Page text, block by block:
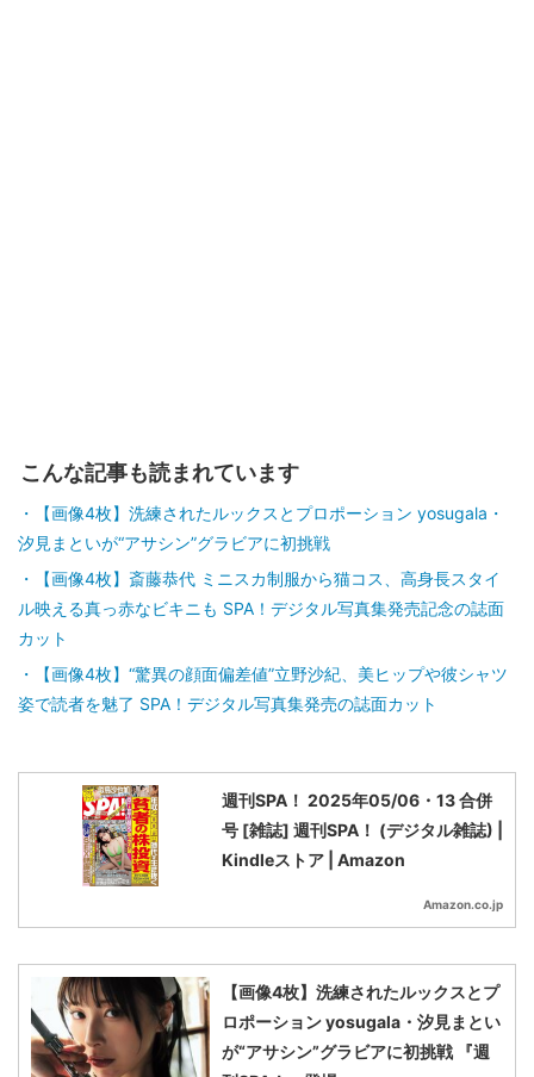
こんな記事も読まれています
【画像4枚】洗練されたルックスとプロポーション yosugala・
汐見まといが“アサシン”グラビアに初挑戦
【画像4枚】斎藤恭代 ミニスカ制服から猫コス、高身長スタイ
ル映える真っ赤なビキニも SPA！デジタル写真集発売記念の誌面
カット
【画像4枚】“驚異の顔面偏差値”立野沙紀、美ヒップや彼シャツ
姿で読者を魅了 SPA！デジタル写真集発売の誌面カット
週刊SPA！ 2025年05/06・13 合併
号 [雑誌] 週刊SPA！ (デジタル雑誌) |
Kindleストア | Amazon
Amazon.co.jp
【画像4枚】洗練されたルックスとプ
ロポーション yosugala・汐見まとい
が“アサシン”グラビアに初挑戦 『週